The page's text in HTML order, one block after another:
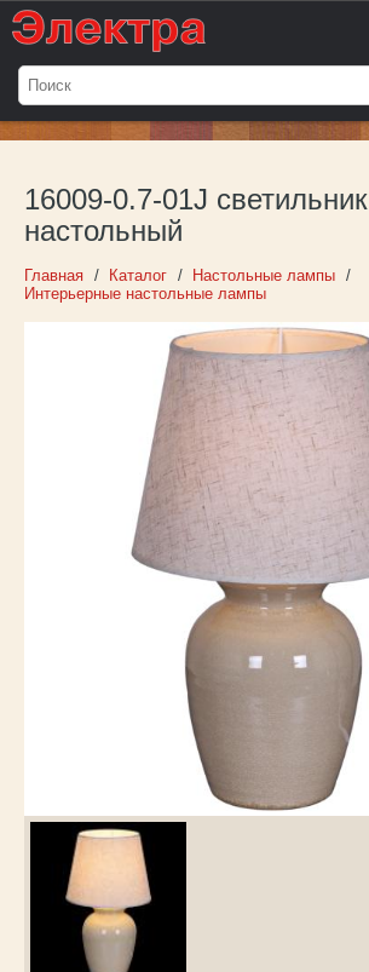
Мой
Пока
пуст
Войти
О компании
16009-0.7-01J светильник
настольный
Главная Каталог
Настольные лампы
Интерьерные настольные лампы